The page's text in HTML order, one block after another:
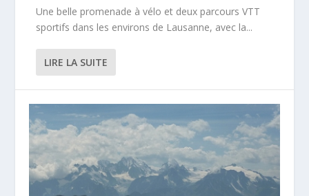
Une belle promenade à vélo et deux parcours VTT
sportifs dans les environs de Lausanne, avec la...
LIRE LA SUITE